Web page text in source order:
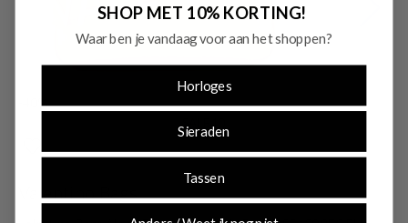
-40%
Valentino Bags
SHOP MET 10% KORTING!
Waar ben je vandaag voor aan het shoppen?
Horloges
Sieraden
Tassen